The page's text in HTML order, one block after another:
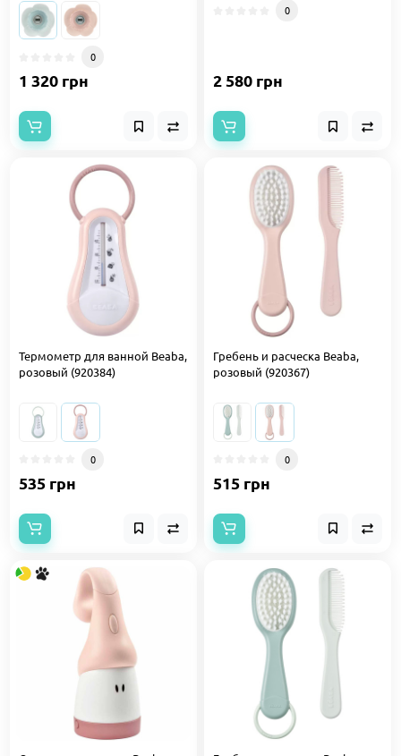
0
1 320 грн
0
2 580 грн
Термометр для ванной Beaba,
розовый (920384)
0
535 грн
Гребень и расческа Beaba,
розовый (920367)
0
515 грн